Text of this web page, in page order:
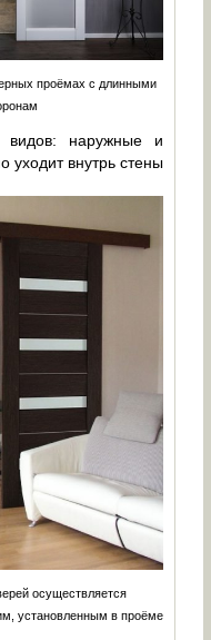
проёмах с длинными
наружные и
уходит внутрь стены
осуществляется
установленным в проёме